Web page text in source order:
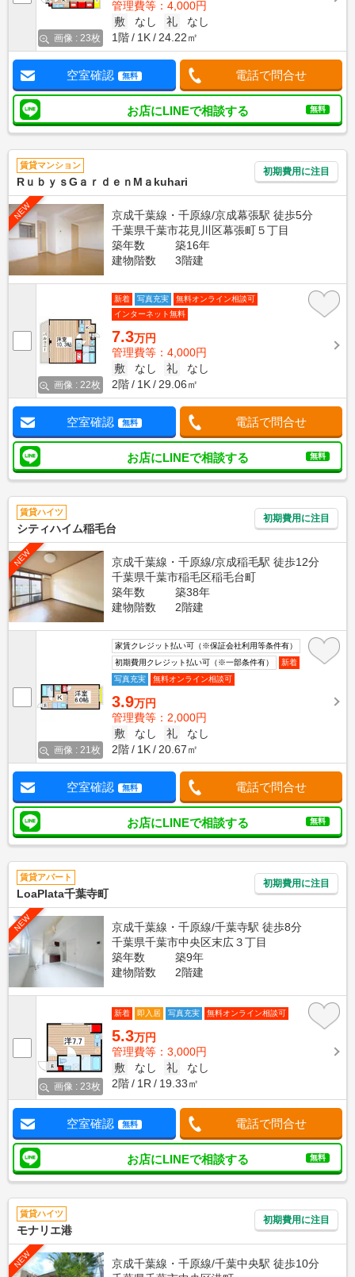
画像 : 23枚
管理費等：4,000円
敷
なし 礼
なし
1階
1K 24.22㎡
空室確認 無料 電話で問合せ
お店にLINEで相談する 無料
賃貸マンション
RｕｂｙｓGａｒｄｅｎMａkuhari
初期費用に注目
NEW
京成千葉線・千原線/京成幕張駅 徒歩5分
千葉県千葉市花見川区幕張町５丁目
築年数
築16年
建物階数
3階建
画像 : 22枚
新着 写真充実
無料オンライン相談可
インターネット無料
7.3万円
管理費等：4,000円
敷
なし 礼
なし
2階
1K 29.06㎡
空室確認 無料 電話で問合せ
お店にLINEで相談する 無料
賃貸ハイツ
シティハイム稲毛台
初期費用に注目
NEW
京成千葉線・千原線/京成稲毛駅 徒歩12分
千葉県千葉市稲毛区稲毛台町
築年数
築38年
建物階数
2階建
画像 : 21枚
家賃クレジット払い可（※保証会社利用等条件有）
初期費用クレジット払い可（※一部条件有）
新着
写真充実
無料オンライン相談可
3.9万円
管理費等：2,000円
敷
なし 礼
なし
2階
1K 20.67㎡
空室確認 無料 電話で問合せ
お店にLINEで相談する 無料
賃貸アパート
LoaPlata千葉寺町
初期費用に注目
NEW
京成千葉線・千原線/千葉寺駅 徒歩8分
千葉県千葉市中央区末広３丁目
築年数
築9年
建物階数
2階建
画像 : 23枚
新着 即入居 写真充実 無料オンライン相談可
5.3万円
管理費等：3,000円
敷
なし 礼
なし
2階
1R 19.33㎡
空室確認 無料 電話で問合せ
お店にLINEで相談する 無料
賃貸ハイツ
モナリエ港
初期費用に注目
NEW
京成千葉線・千原線/千葉中央駅 徒歩10分